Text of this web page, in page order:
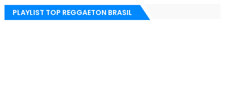
PLAYLIST TOP REGGAETON BRASIL